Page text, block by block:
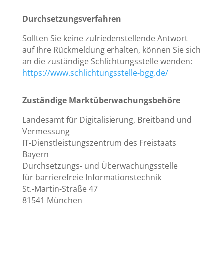
Durchsetzungsverfahren
Sollten Sie keine zufriedenstellende Antwort
auf Ihre Rückmeldung erhalten, können Sie sich
an die zuständige Schlichtungsstelle wenden:
https://www.schlichtungsstelle-bgg.de/
Zuständige Marktüberwachungsbehöre
Landesamt für Digitalisierung, Breitband und
Vermessung
IT-Dienstleistungszentrum des Freistaats
Bayern
Durchsetzungs- und Überwachungsstelle
für barrierefreie Informationstechnik
St.-Martin-Straße 47
81541 München